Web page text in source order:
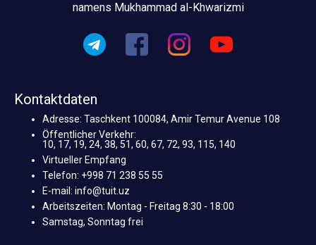
namens Mukhammad al-Khwarizmi
Kontaktdaten
Adresse: Taschkent 100084, Amir Temur Avenue 108
Öffentlicher Verkehr:
10, 17, 19, 24, 38, 51, 60, 67, 72, 93, 115, 140
Virtueller Empfang
Telefon: +998 71 238 55 55
E-mail: info@tuit.uz
Arbeitszeiten: Montag - Freitag 8:30 - 18:00
Samstag, Sonntag frei